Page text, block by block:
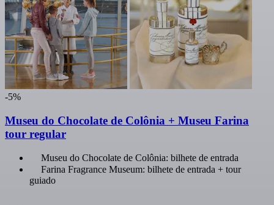
-5%
Museu do Chocolate de Colônia + Museu Farina
tour regular
Museu do Chocolate de Colônia: bilhete de entrada
Farina Fragrance Museum: bilhete de entrada + tour
guiado